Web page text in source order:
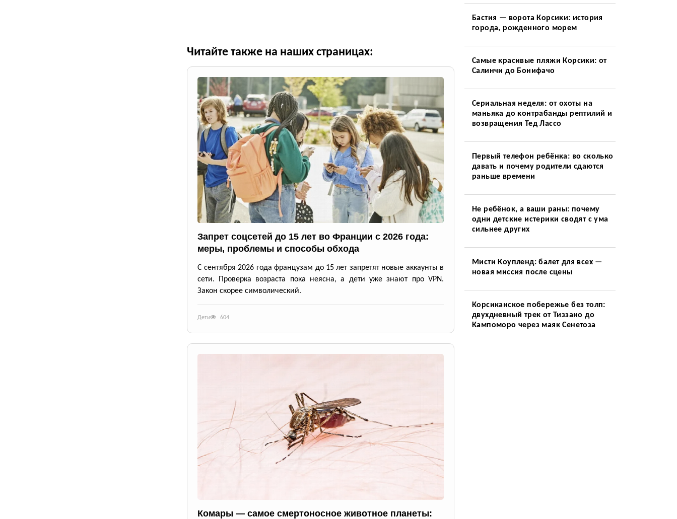
Читайте также на наших страницах:
Запрет соцсетей до 15 лет во Франции с 2026 года:
меры, проблемы и способы обхода
С сентября 2026 года французам до 15 лет запретят новые аккаунты в
сети. Проверка возраста пока неясна, а дети уже знают про VPN.
Закон скорее символический.
Дети 604
Комары — самое смертоносное животное планеты:
Бастия — ворота Корсики: история
города, рожденного морем
Самые красивые пляжи Корсики: от
Салинчи до Бонифачо
Сериальная неделя: от охоты на
маньяка до контрабанды рептилий и
возвращения Тед Лассо
Первый телефон ребёнка: во сколько
давать и почему родители сдаются
раньше времени
Не ребёнок, а ваши раны: почему
одни детские истерики сводят с ума
сильнее других
Мисти Коупленд: балет для всех —
новая миссия после сцены
Корсиканское побережье без толп:
двухдневный трек от Тиззано до
Кампоморо через маяк Сенетоза